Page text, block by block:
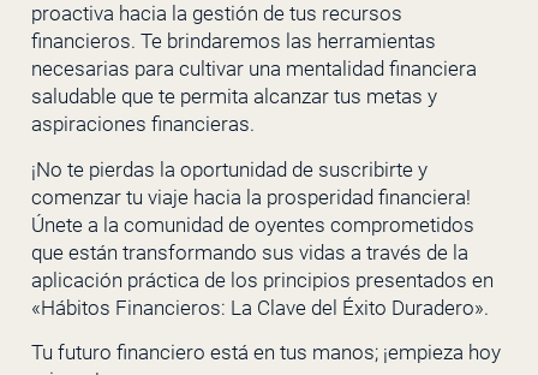
proactiva hacia la gestión de tus recursos
financieros. Te brindaremos las herramientas
necesarias para cultivar una mentalidad financiera
saludable que te permita alcanzar tus metas y
aspiraciones financieras.
¡No te pierdas la oportunidad de suscribirte y
comenzar tu viaje hacia la prosperidad financiera!
Únete a la comunidad de oyentes comprometidos
que están transformando sus vidas a través de la
aplicación práctica de los principios presentados en
«Hábitos Financieros: La Clave del Éxito Duradero».
Tu futuro financiero está en tus manos; ¡empieza hoy